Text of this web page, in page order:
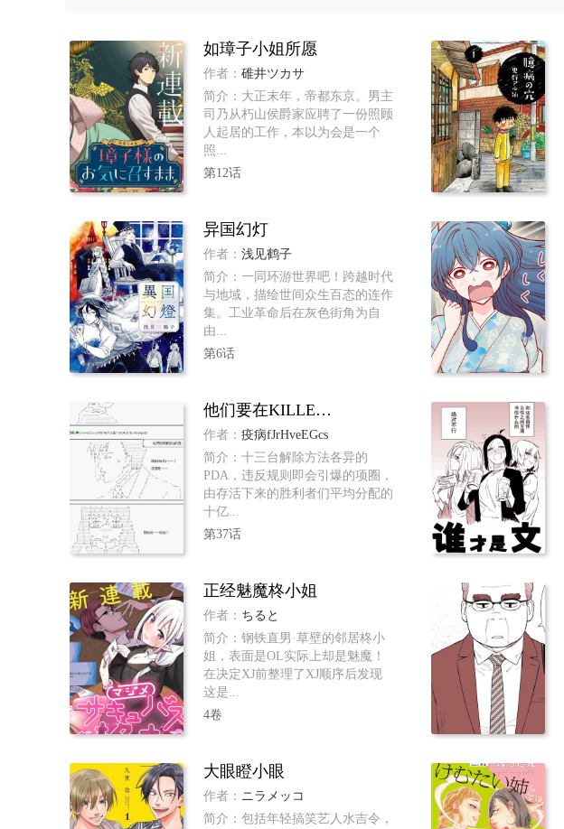
如璋子小姐所愿
作者： 碓井ツカサ
简介：大正末年，帝都东京。男主
司乃从朽山侯爵家应聘了一份照顾
人起居的工作，本以为会是一个
照...
第12话
异国幻灯
作者： 浅见鹤子
简介：一同环游世界吧！跨越时代
与地域，描绘世间众生百态的连作
集。工业革命后在灰色街角为自
由...
第6话
他们要在KILLER QUEEN中厮杀到最后的样子
作者： 疫病fJrHveEGcs
简介：十三台解除方法各异的
PDA，违反规则即会引爆的项圈，
由存活下来的胜利者们平均分配的
十亿...
第37话
正经魅魔柊小姐
作者： ちると
简介：钢铁直男·草壁的邻居柊小
姐，表面是OL实际上却是魅魔！
在决定XJ前整理了XJ顺序后发现
这是...
4卷
大眼瞪小眼
作者： ニラメッコ
简介：包括年轻搞笑艺人水吉令，